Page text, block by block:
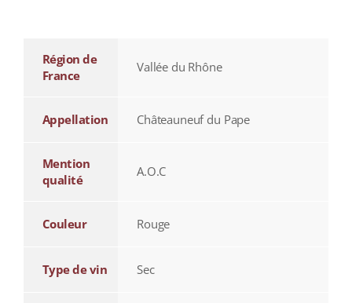
Région de
France
Vallée du Rhône
Appellation Châteauneuf du Pape
Mention
qualité
A.O.C
Couleur Rouge
Type de vin Sec